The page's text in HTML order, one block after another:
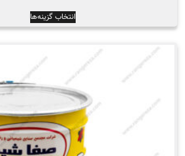
انتخاب گزینه‌هااین
محصول
می
باشد.
گزینه
ها
ممکن